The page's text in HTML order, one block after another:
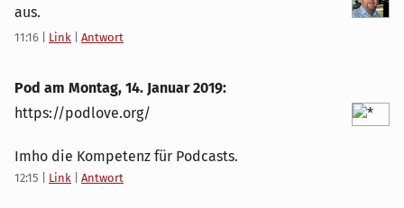
aus.
11:16 Link Antwort
Pod am Montag, 14. Januar 2019:
https://podlove.org/
Imho die Kompetenz für Podcasts.
12:15 Link Antwort